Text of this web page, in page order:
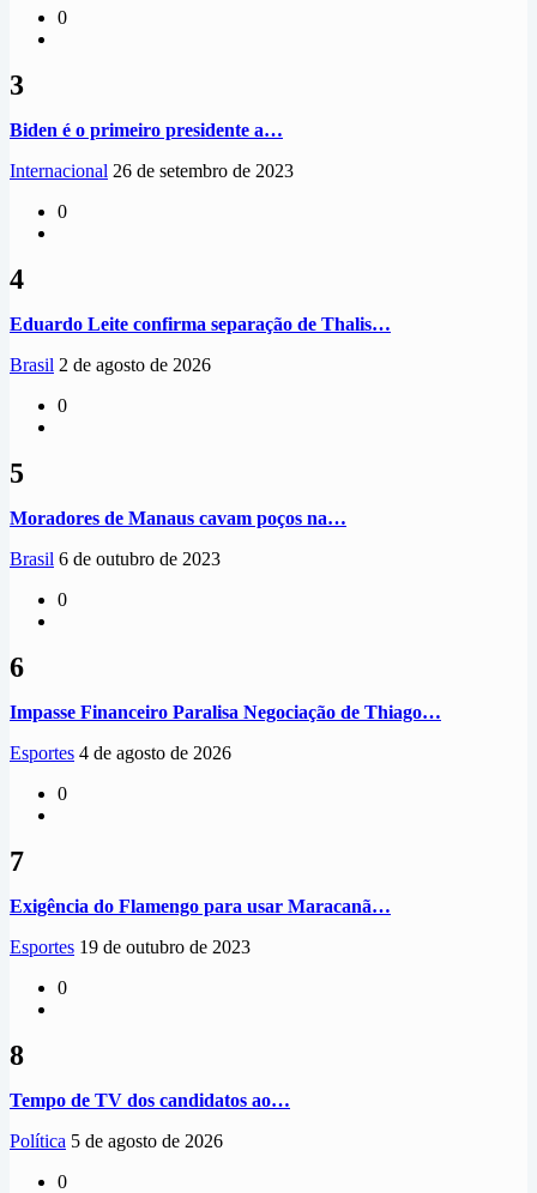
0
3
Biden é o primeiro presidente a…
Internacional 26 de setembro de 2023
0
4
Eduardo Leite confirma separação de Thalis…
Brasil 2 de agosto de 2026
0
5
Moradores de Manaus cavam poços na…
Brasil 6 de outubro de 2023
0
6
Impasse Financeiro Paralisa Negociação de Thiago…
Esportes 4 de agosto de 2026
0
7
Exigência do Flamengo para usar Maracanã…
Esportes 19 de outubro de 2023
0
8
Tempo de TV dos candidatos ao…
Política 5 de agosto de 2026
0